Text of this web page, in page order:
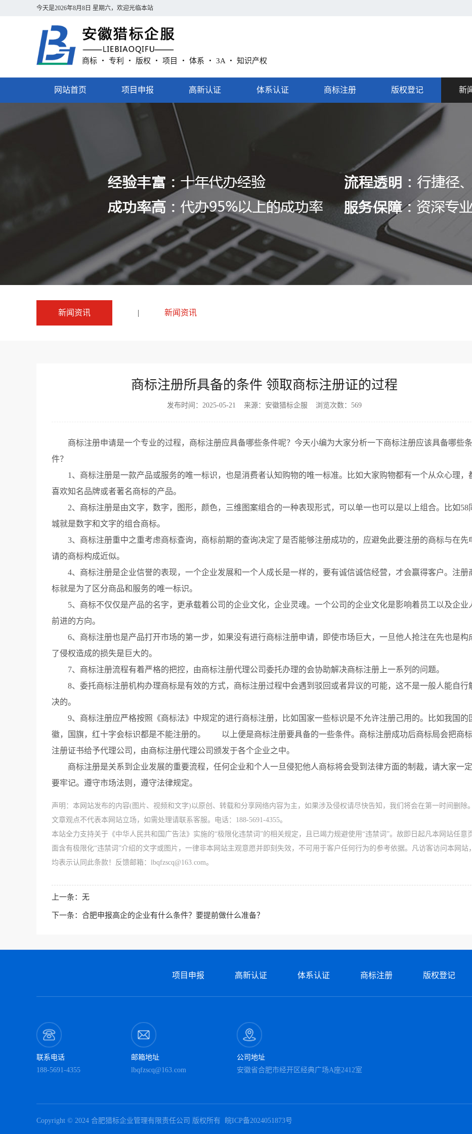
今天是2026年8月8日 星期六，欢迎光临本站
商标 ・ 专利 ・ 版权 ・ 项目 ・ 体系 ・ 3A ・ 知识产权
网站首页 项目申报 高新认证 体系认证 商标注册 版权登记 新
新闻资讯 | 新闻资讯
商标注册所具备的条件 领取商标注册证的过程
发布时间：2025-05-21 来源：安徽猎标企服 浏览次数：569
商标注册申请是一个专业的过程，商标注册应具备哪些条件呢？今天小编为大家分析一下商标注册应该具备哪些条
件？
1、商标注册是一款产品或服务的唯一标识，也是消费者认知购物的唯一标准。比如大家购物都有一个从众心理，
喜欢知名品牌或者著名商标的产品。
2、商标注册是由文字，数字，图形，颜色，三维图案组合的一种表现形式，可以单一也可以是以上组合。比如58
城就是数字和文字的组合商标。
3、商标注册重中之重考虑商标查询，商标前期的查询决定了是否能够注册成功的，应避免此要注册的商标与在先
请的商标构成近似。
4、商标注册是企业信誉的表现，一个企业发展和一个人成长是一样的，要有诚信诚信经营，才会赢得客户。注册
标就是为了区分商品和服务的唯一标识。
5、商标不仅仅是产品的名字，更承载着公司的企业文化，企业灵魂。一个公司的企业文化是影响着员工以及企业
前进的方向。
6、商标注册也是产品打开市场的第一步，如果没有进行商标注册申请，即使市场巨大，一旦他人抢注在先也是构
了侵权造成的损失是巨大的。
7、商标注册流程有着严格的把控，由商标注册代理公司委托办理的会协助解决商标注册上一系列的问题。
8、委托商标注册机构办理商标是有效的方式，商标注册过程中会遇到驳回或者异议的可能，这不是一般人能自行
决的。
9、商标注册应严格按照《商标法》中规定的进行商标注册，比如国家一些标识是不允许注册己用的。比如我国的
徽，国旗，红十字会标识都是不能注册的。 以上便是商标注册要具备的一些条件。商标注册成功后商标局会把商标
注册证书给予代理公司，由商标注册代理公司颁发于各个企业之中。
商标注册是关系到企业发展的重要流程，任何企业和个人一旦侵犯他人商标将会受到法律方面的制裁，请大家一定
要牢记。遵守市场法则，遵守法律规定。
声明：本网站发布的内容(图片、视频和文字)以原创、转载和分享网络内容为主，如果涉及侵权请尽快告知，我们将会在第一时间删除。
文章观点不代表本网站立场，如需处理请联系客服。电话：188-5691-4355。
本站全力支持关于《中华人民共和国广告法》实施的“极限化违禁词”的相关规定，且已竭力规避使用“违禁词”。故即日起凡本网站任意
面含有极限化“违禁词”介绍的文字或图片，一律非本网站主观意愿并即刻失效，不可用于客户任何行为的参考依据。凡访客访问本网站，
均表示认同此条款！反馈邮箱：lbqfzscq@163.com。
上一条： 无
下一条： 合肥申报高企的企业有什么条件？要提前做什么准备？
项目申报 高新认证 体系认证 商标注册 版权登记
联系电话
188-5691-4355
邮箱地址
lbqfzscq@163.com
公司地址
安徽省合肥市经开区经典广场A座2412室
Copyright © 2024 合肥猎标企业管理有限责任公司 版权所有 皖ICP备2024051873号